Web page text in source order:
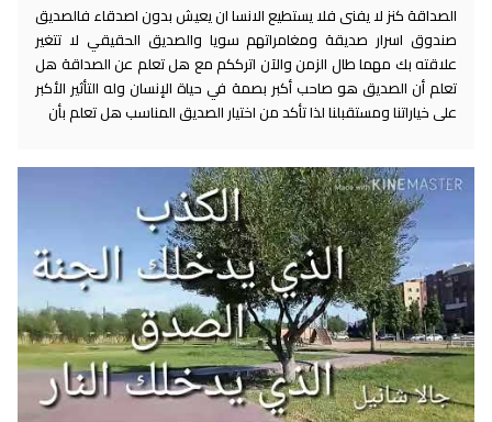
الصداقة كنز لا يفنى فلا يستطيع الانسا ان يعيش بدون اصدقاء فالصديق
صندوق اسرار صديقة ومغامراتهم سويا والصديق الحقيقي لا تتغير
علاقته بك مهما طال الزمن والآن اترككم مع هل تعلم عن الصداقة هل
تعلم أن الصديق هو صاحب أكبر بصمة في حياة الإنسان وله التأثير الأكبر
على خياراتنا ومستقبلنا لذا تأكد من اختيار الصديق المناسب هل تعلم بأن